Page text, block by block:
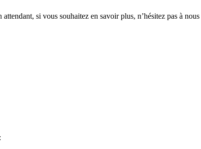
attendant, si vous souhaitez en savoir plus, n’hésitez pas à nous